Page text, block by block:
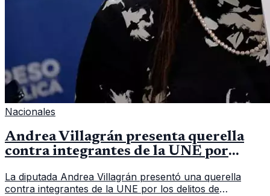
Nacionales
Andrea Villagrán presenta querella
contra integrantes de la UNE por
La diputada Andrea Villagrán presentó una querella
contra integrantes de la UNE por los delitos de